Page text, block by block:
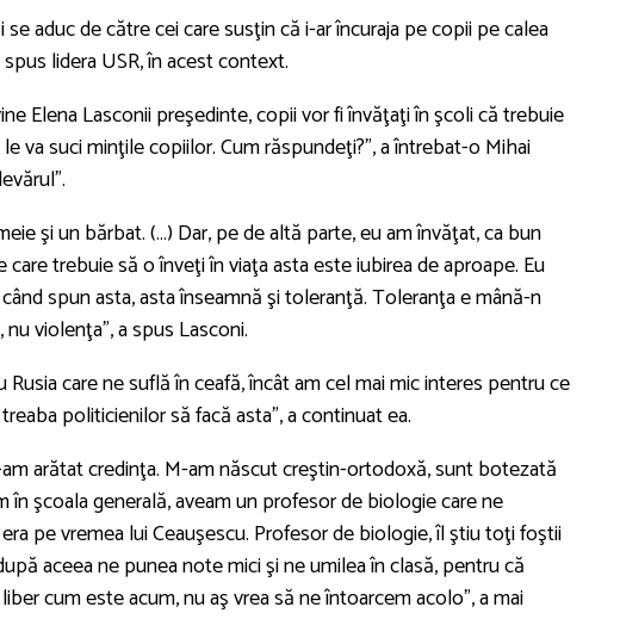
aduc de către cei care susţin că i-ar încuraja pe copii pe calea
lidera USR, în acest context.
Elena Lasconii preşedinte, copii vor fi învăţaţi în şcoli că trebuie
va suci minţile copiilor. Cum răspundeţi?”, a întrebat-o Mihai
şi un bărbat. (…) Dar, pe de altă parte, eu am învăţat, ca bun
trebuie să o înveţi în viaţa asta este iubirea de aproape. Eu
spun asta, asta înseamnă şi toleranţă. Toleranţa e mână-n
violenţa”, a spus Lasconi.
care ne suflă în ceafă, încât am cel mai mic interes pentru ce
politicienilor să facă asta”, a continuat ea.
arătat credinţa. M-am născut creştin-ortodoxă, sunt botezată
în şcoala generală, aveam un profesor de biologie care ne
pe vremea lui Ceauşescu. Profesor de biologie, îl ştiu toţi foştii
aceea ne punea note mici şi ne umilea în clasă, pentru că
cum este acum, nu aş vrea să ne întoarcem acolo”, a mai